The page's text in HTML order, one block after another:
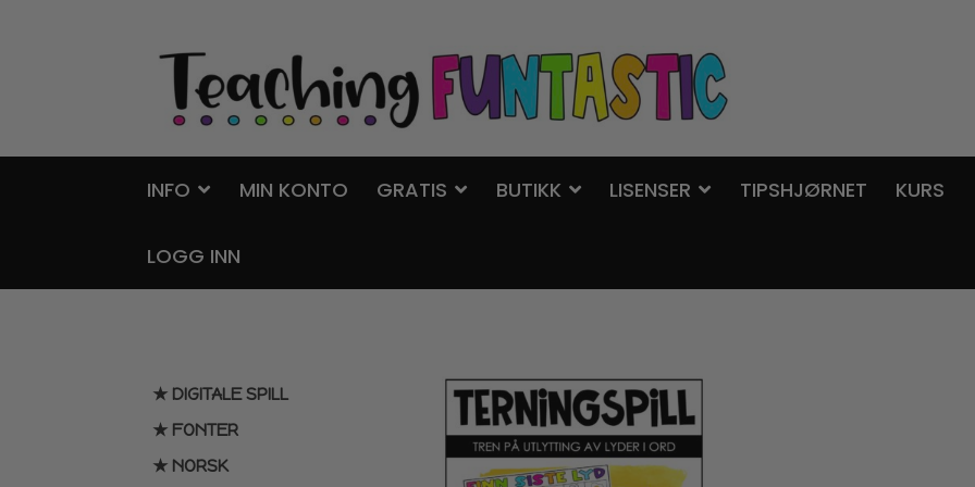
Hopp
navigasjon
Hopp
innhold
INFO MIN KONTO GRATIS BUTIKK LISENSER TIPSHJØRNET KURS
LOGG INN
★ DIGITALE SPILL
★ FONTER
★ NORSK